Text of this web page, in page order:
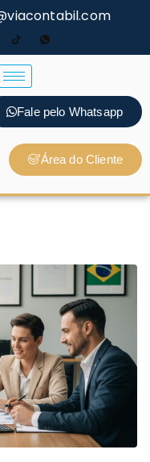
Fale pelo Whatsapp
Área do Cliente